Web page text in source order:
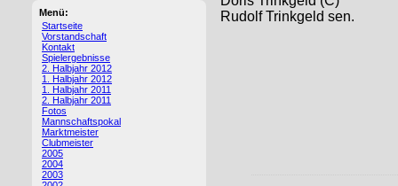
Menü:
Startseite
Vorstandschaft
Kontakt
Spielergebnisse
2. Halbjahr 2012
1. Halbjahr 2012
1. Halbjahr 2011
2. Halbjahr 2011
Fotos
Mannschaftspokal
Marktmeister
Clubmeister
2005
2004
2003
Rudolf Trinkgeld sen.